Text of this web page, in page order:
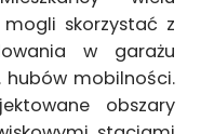
skorzystać z
w garażu
hubów mobilności.
obszary